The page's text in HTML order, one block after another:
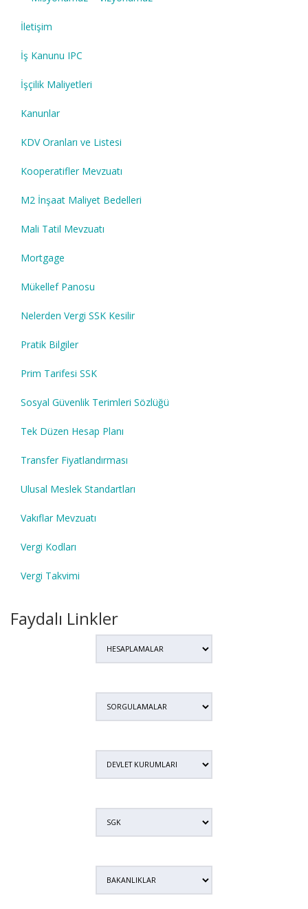
İletişim
İş Kanunu IPC
İşçilik Maliyetleri
Kanunlar
KDV Oranları ve Listesi
Kooperatifler Mevzuatı
M2 İnşaat Maliyet Bedelleri
Mali Tatil Mevzuatı
Mortgage
Mükellef Panosu
Nelerden Vergi SSK Kesilir
Pratik Bilgiler
Prim Tarifesi SSK
Sosyal Güvenlik Terimleri Sözlüğü
Tek Düzen Hesap Planı
Transfer Fiyatlandırması
Ulusal Meslek Standartları
Vakıflar Mevzuatı
Vergi Kodları
Vergi Takvimi
Faydalı Linkler